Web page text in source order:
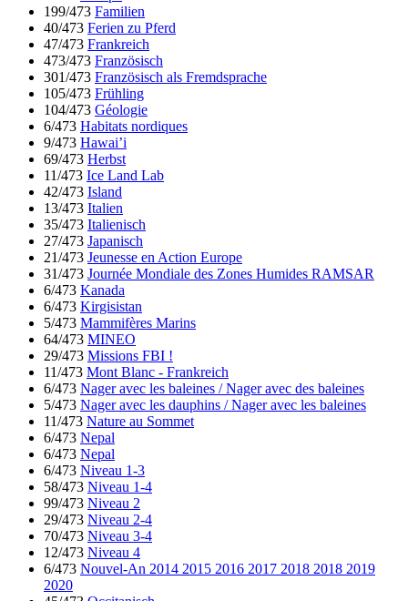
199/473 Familien
40/473 Ferien zu Pferd
47/473 Frankreich
473/473 Französisch
301/473 Französisch als Fremdsprache
105/473 Frühling
104/473 Géologie
6/473 Habitats nordiques
9/473 Hawai’i
69/473 Herbst
11/473 Ice Land Lab
42/473 Island
13/473 Italien
35/473 Italienisch
27/473 Japanisch
21/473 Jeunesse en Action Europe
31/473 Journée Mondiale des Zones Humides RAMSAR
6/473 Kanada
6/473 Kirgisistan
5/473 Mammifères Marins
64/473 MINEO
29/473 Missions FBI !
11/473 Mont Blanc - Frankreich
6/473 Nager avec les baleines / Nager avec des baleines
5/473 Nager avec les dauphins / Nager avec les baleines
11/473 Nature au Sommet
6/473 Nepal
6/473 Nepal
6/473 Niveau 1-3
58/473 Niveau 1-4
99/473 Niveau 2
29/473 Niveau 2-4
70/473 Niveau 3-4
12/473 Niveau 4
6/473 Nouvel-An 2014 2015 2016 2017 2018 2018 2019
2020